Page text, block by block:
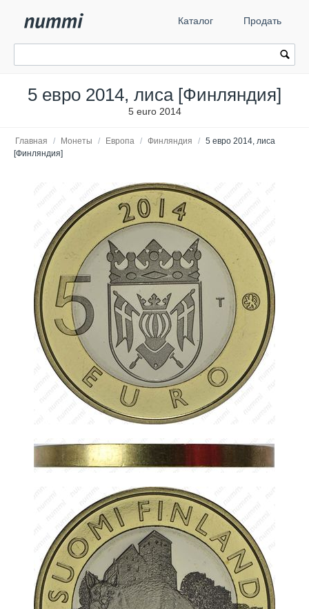
Каталог Продать
5 евро 2014, лиса [Финляндия]
5 euro 2014
Главная / Монеты / Европа / Финляндия / 5 евро 2014, лиса
[Финляндия]